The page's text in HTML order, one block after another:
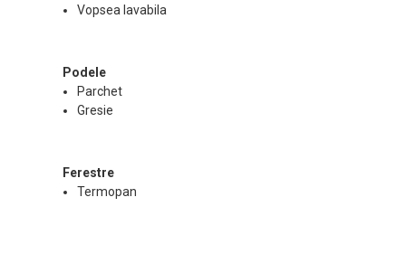
Vopsea lavabila
Podele
Parchet
Gresie
Ferestre
Termopan